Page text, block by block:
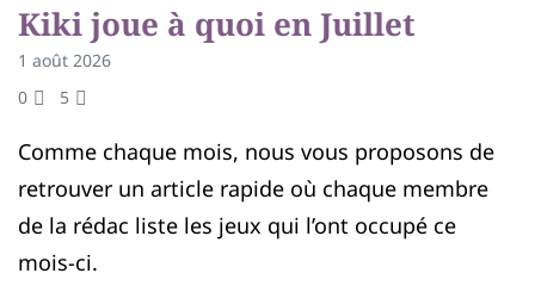
Kiki joue à quoi en Juillet
1 août 2026
0
5
Comme chaque mois, nous vous proposons de
retrouver un article rapide où chaque membre
de la rédac liste les jeux qui l’ont occupé ce
mois-ci.